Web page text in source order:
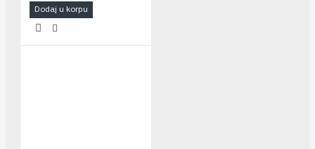
Dodaj u korpu